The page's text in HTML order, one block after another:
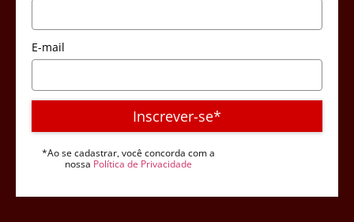
E-mail
Inscrever-se*
*Ao se cadastrar, você concorda com a
nossa Política de Privacidade